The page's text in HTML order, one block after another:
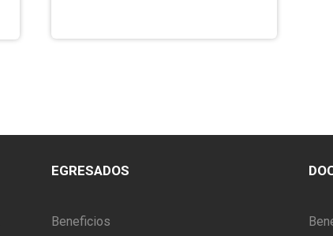
EGRESADOS
Beneficios